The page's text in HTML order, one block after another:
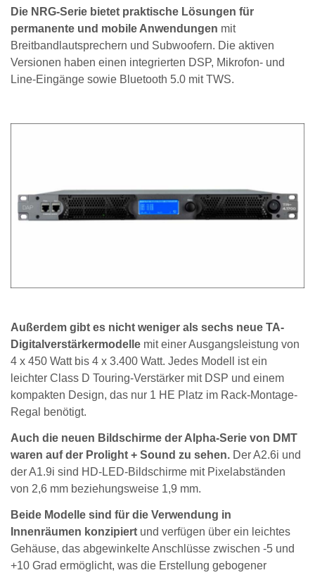
Die NRG-Serie bietet praktische Lösungen für
permanente und mobile Anwendungen mit
Breitbandlautsprechern und Subwoofern. Die aktiven
Versionen haben einen integrierten DSP, Mikrofon- und
Line-Eingänge sowie Bluetooth 5.0 mit TWS.
Außerdem gibt es nicht weniger als sechs neue TA-
Digitalverstärkermodelle mit einer Ausgangsleistung von
4 x 450 Watt bis 4 x 3.400 Watt. Jedes Modell ist ein
leichter Class D Touring-Verstärker mit DSP und einem
kompakten Design, das nur 1 HE Platz im Rack-Montage-
Regal benötigt.
Auch die neuen Bildschirme der Alpha-Serie von DMT
waren auf der Prolight + Sound zu sehen. Der A2.6i und
der A1.9i sind HD-LED-Bildschirme mit Pixelabständen
von 2,6 mm beziehungsweise 1,9 mm.
Beide Modelle sind für die Verwendung in
Innenräumen konzipiert und verfügen über ein leichtes
Gehäuse, das abgewinkelte Anschlüsse zwischen -5 und
+10 Grad ermöglicht, was die Erstellung gebogener